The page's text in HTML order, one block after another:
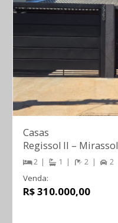
Casas
Regissol II – Mirassol
2 1 2 2
Venda:
R$ 310.000,00